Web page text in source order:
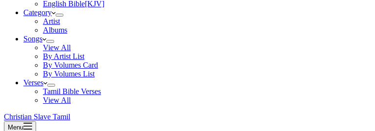
English Bible[KJV]
Category
Artist
Albums
Songs
View All
By Artist List
By Volumes Card
By Volumes List
Verses
Tamil Bible Verses
View All
Christian Slave Tamil
Menu